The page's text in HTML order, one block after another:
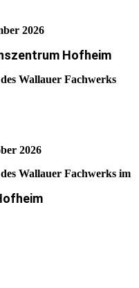
2026
Hofheim
Wallauer Fachwerks
2026
Wallauer Fachwerks im